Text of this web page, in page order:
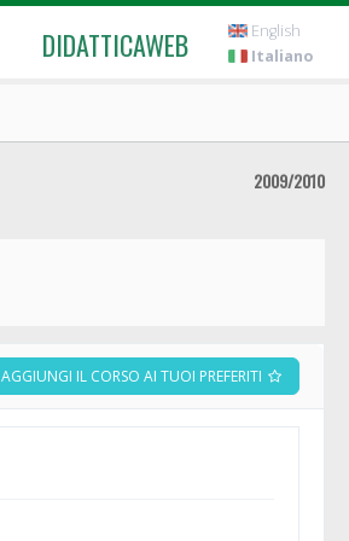
DIDATTICAWEB
English
Italiano
2009/2010
AGGIUNGI IL CORSO AI TUOI PREFERITI